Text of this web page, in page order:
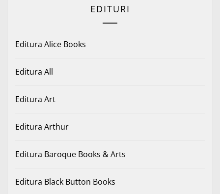
EDITURI
Editura Alice Books
Editura All
Editura Art
Editura Arthur
Editura Baroque Books & Arts
Editura Black Button Books